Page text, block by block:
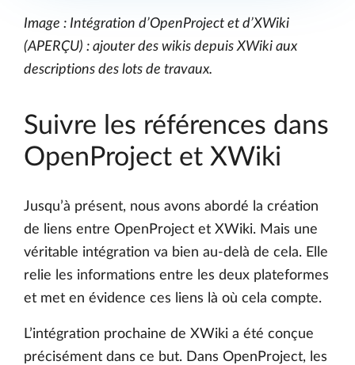
Image : Intégration d’OpenProject et d’XWiki
(APERÇU) : ajouter des wikis depuis XWiki aux
descriptions des lots de travaux.
Suivre les références dans
OpenProject et XWiki
Jusqu’à présent, nous avons abordé la création
de liens entre OpenProject et XWiki. Mais une
véritable intégration va bien au-delà de cela. Elle
relie les informations entre les deux plateformes
et met en évidence ces liens là où cela compte.
L’intégration prochaine de XWiki a été conçue
précisément dans ce but. Dans OpenProject, les